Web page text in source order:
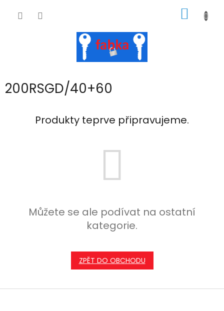
KOŠÍK
200RSGD/40+60
Produkty teprve připravujeme.
Můžete se ale podívat na ostatní
kategorie.
ZPĚT DO OBCHODU
Z